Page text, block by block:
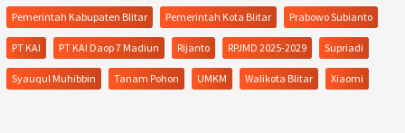
Pemerintah Kabupaten Blitar Pemerintah Kota Blitar Prabowo Subianto
PT KAI PT KAI Daop 7 Madiun Rijanto RPJMD 2025-2029 Supriadi
Syauqul Muhibbin Tanam Pohon UMKM Walikota Blitar Xiaomi